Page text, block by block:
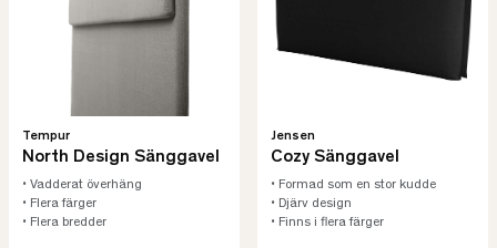
Tempur
North Design Sänggavel
• Vadderat överhäng
• Flera färger
• Flera bredder
Jensen
Cozy Sänggavel
• Formad som en stor kudde
• Djärv design
• Finns i flera färger